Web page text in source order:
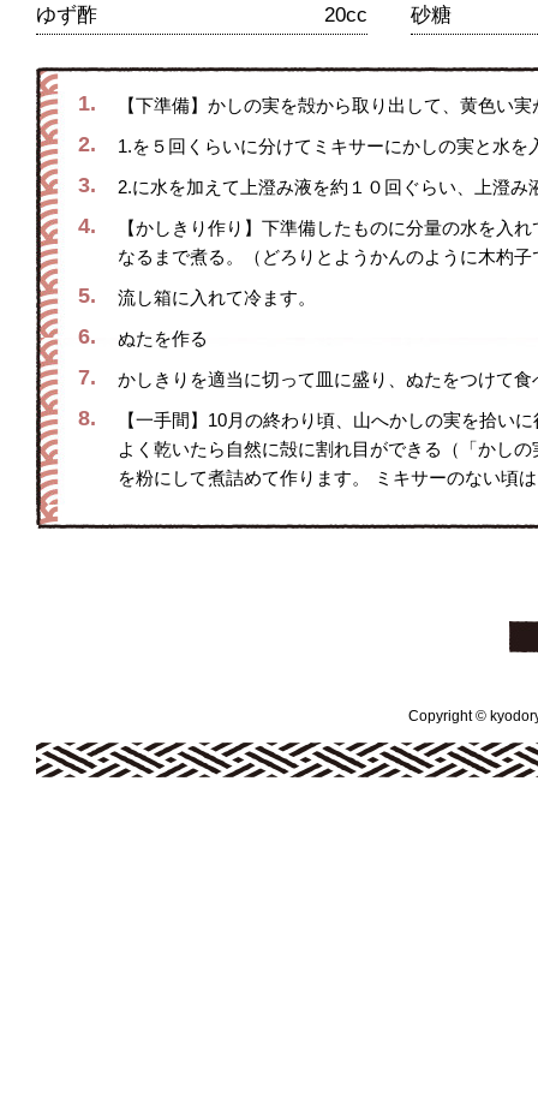
ゆず酢
20cc 砂糖
1. 【下準備】かしの実を殻から取り出して、黄色い
2. 1.を５回くらいに分けてミキサーにかしの実と水
3. 2.に水を加えて上澄み液を約１０回ぐらい、上澄
4.
【かしきり作り】下準備したものに分量の水を入
なるまで煮る。（どろりとようかんのように木杓
5. 流し箱に入れて冷ます。
6. ぬたを作る
7. かしきりを適当に切って皿に盛り、ぬたをつけて食
8.
【一手間】10月の終わり頃、山へかしの実を拾い
よく乾いたら自然に殻に割れ目ができる（「かし
を粉にして煮詰めて作ります。 ミキサーのない頃
Copyright ©